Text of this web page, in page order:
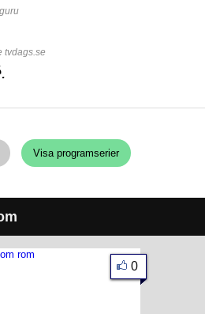
tvdags.se
Visa programserier
0